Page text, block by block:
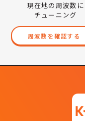
現在地の周波数に
チューニング
周波数を確認する